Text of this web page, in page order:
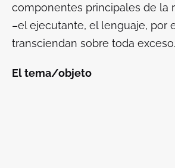
componentes principales de la
–el ejecutante, el lenguaje, por
transciendan sobre toda exceso.
El tema/objeto